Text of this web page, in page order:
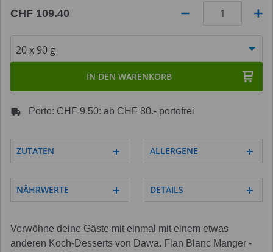
CHF 109.40
IN DEN WARENKORB
Porto: CHF 9.50: ab CHF 80.- portofrei
ZUTATEN ALLERGENE
NÄHRWERTE DETAILS
Verwöhne deine Gäste mit einmal mit einem etwas
anderen Koch-Desserts von Dawa. Flan Blanc Manger -